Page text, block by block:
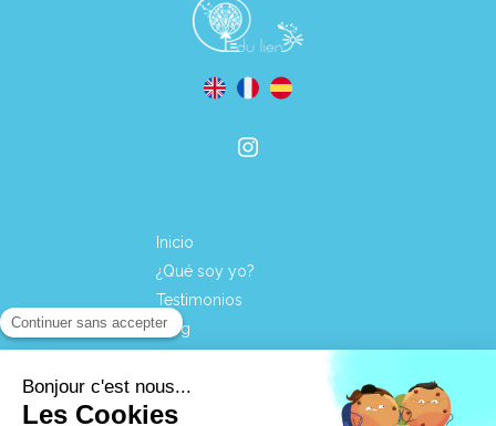
Inicio
¿Qué soy yo?
Testimonios
Blog
Póngase en contacto con
Información jurídica
Mapa del sitio